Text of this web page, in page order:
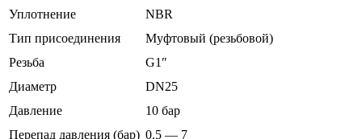
Уплотнение
NBR
Тип присоединения
Муфтовый (резьбовой)
Резьба
G1″
Диаметр
DN25
Давление
10 бар
Перепад давления (бар) 0.5 — 7